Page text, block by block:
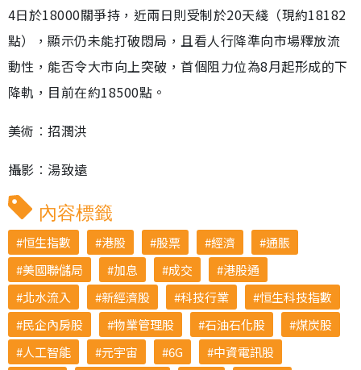
4日於18000關爭持，近兩日則受制於20天綫（現約18182
點），顯示仍未能打破悶局，且看人行降準向市場釋放流
動性，能否令大市向上突破，首個阻力位為8月起形成的下
降軌，目前在約18500點。
美術︰招潤洪
攝影︰湯致遠
內容標籤
恒生指數 港股 股票 經濟
通脹
美國聯儲局
加息 成交
港股通
北水流入
新經濟股 科技行業
恒生科技指數
民企內房股
物業管理股 石油石化股
煤炭股
人工智能
元宇宙 6G
中資電訊股